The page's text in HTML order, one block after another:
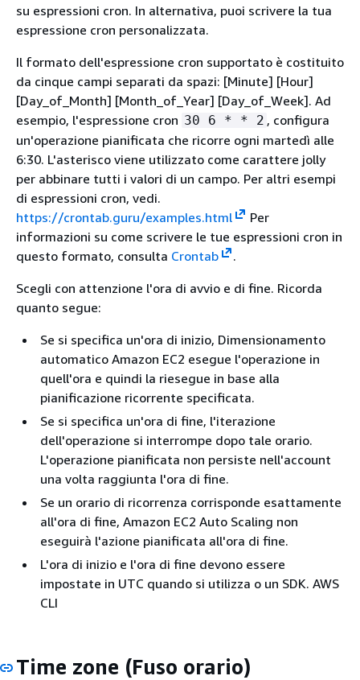
su espressioni cron. In alternativa, puoi scrivere la tua
espressione cron personalizzata.
Il formato dell'espressione cron supportato è costituito
da cinque campi separati da spazi: [Minute] [Hour]
[Day_of_Month] [Month_of_Year] [Day_of_Week]. Ad
esempio, l'espressione cron 30 6 * * 2 , configura
un'operazione pianificata che ricorre ogni martedì alle
6:30. L'asterisco viene utilizzato come carattere jolly
per abbinare tutti i valori di un campo. Per altri esempi
di espressioni cron, vedi.
https://crontab.guru/examples.html
Per
informazioni su come scrivere le tue espressioni cron in
questo formato, consulta Crontab
.
Scegli con attenzione l'ora di avvio e di fine. Ricorda
quanto segue:
Se si specifica un'ora di inizio, Dimensionamento
automatico Amazon EC2 esegue l'operazione in
quell'ora e quindi la riesegue in base alla
pianificazione ricorrente specificata.
Se si specifica un'ora di fine, l'iterazione
dell'operazione si interrompe dopo tale orario.
L'operazione pianificata non persiste nell'account
una volta raggiunta l'ora di fine.
Se un orario di ricorrenza corrisponde esattamente
all'ora di fine, Amazon EC2 Auto Scaling non
eseguirà l'azione pianificata all'ora di fine.
L'ora di inizio e l'ora di fine devono essere
impostate in UTC quando si utilizza o un SDK. AWS
CLI
Time zone (Fuso orario)